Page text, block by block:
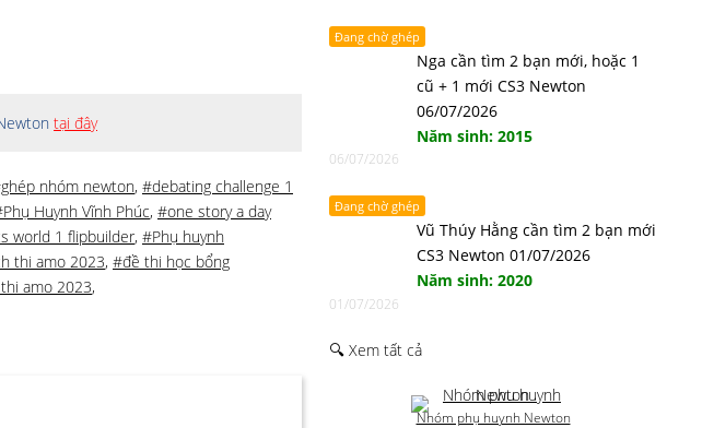
tại đây
nhóm newton, #debating challenge 1
Huynh Vĩnh Phúc, #one story a day
world 1 flipbuilder, #Phụ huynh
thi amo 2023, #đề thi học bổng
amo 2023,
Đang chờ ghép
Nga cần tìm 2 bạn mới, hoặc 1
cũ + 1 mới CS3 Newton
06/07/2026
Năm sinh: 2015
06/07/2026
Đang chờ ghép
Vũ Thúy Hằng cần tìm 2 bạn mới
CS3 Newton 01/07/2026
Năm sinh: 2020
01/07/2026
🔍 Xem tất cả
Nhóm phụ huynh Newton